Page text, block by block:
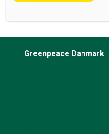
Greenpeace Danmark